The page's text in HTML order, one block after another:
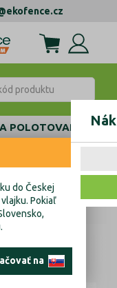
POLOTOVARY
těsnění
do Českej
Pokiaľ
na